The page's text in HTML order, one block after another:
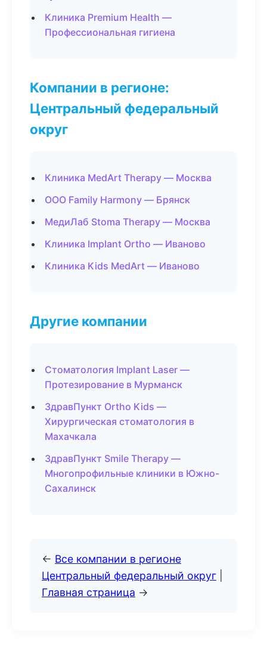
Клиника Premium Health —
Профессиональная гигиена
Компании в регионе:
Центральный федеральный
округ
Клиника MedArt Therapy — Москва
ООО Family Harmony — Брянск
МедиЛаб Stoma Therapy — Москва
Клиника Implant Ortho — Иваново
Клиника Kids MedArt — Иваново
Другие компании
Стоматология Implant Laser —
Протезирование в Мурманск
ЗдравПункт Ortho Kids —
Хирургическая стоматология в
Махачкала
ЗдравПункт Smile Therapy —
Многопрофильные клиники в Южно-
Сахалинск
← Все компании в регионе
Центральный федеральный округ
Главная страница →